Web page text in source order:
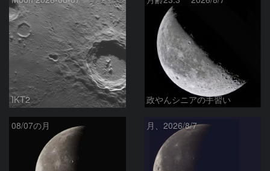
IKT2 政やんシニアの手習い
08/07の月 月、2026/8/7